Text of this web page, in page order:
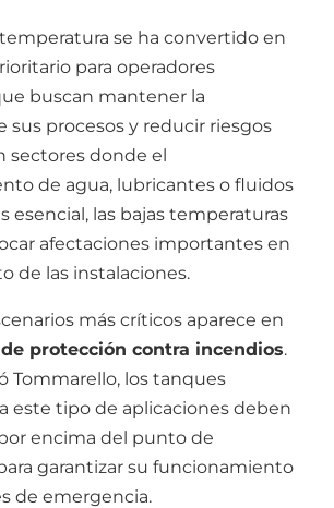
se ha convertido en
para operadores
buscan mantener la
sus procesos y reducir riesgos
sectores donde el
de agua, lubricantes o fluidos
esencial, las bajas temperaturas
afectaciones importantes en
de las instalaciones.
más críticos aparece en
protección contra incendios.
Tommarello, los tanques
este tipo de aplicaciones deben
encima del punto de
garantizar su funcionamiento
de emergencia.